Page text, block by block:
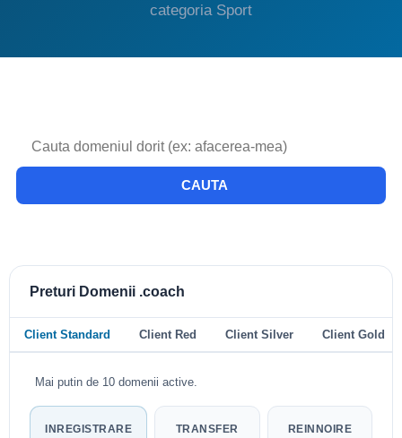
categoria Sport
CAUTA
Preturi Domenii .coach
Client Standard Client Red Client Silver Client Gold
Mai putin de 10 domenii active.
INREGISTRARE TRANSFER REINNOIRE